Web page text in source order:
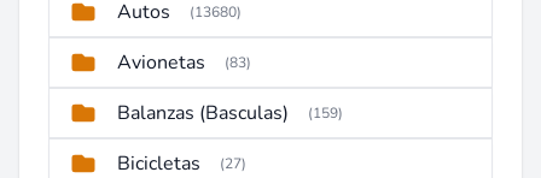
Autos (13680)
Avionetas (83)
Balanzas (Basculas) (159)
Bicicletas (27)